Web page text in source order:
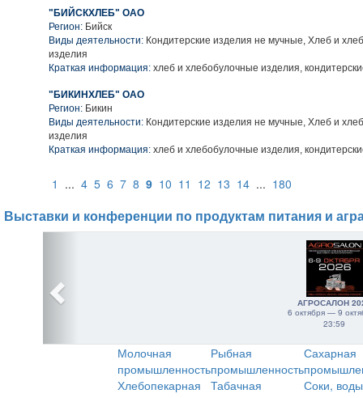
"БИЙСКХЛЕБ" ОАО
Регион: Бийск
Виды деятельности: Кондитерские изделия не мучные, Хлеб и
изделия
Краткая информация: хлеб и хлебобулочные изделия,
"БИКИНХЛЕБ" ОАО
Регион: Бикин
Виды деятельности: Кондитерские изделия не мучные, Хлеб и
изделия
Краткая информация: хлеб и хлебобулочные изделия,
1 ... 4 5 6 7 8 9 10 11 12 13 14 ... 180
Выставки и конференции по продуктам питания и
АГРОСАЛОН
6 октября — 9
23:59
Молочная
промышленность
Рыбная
промышленность
Сахарная
Хлебопекарная
Табачная
Соки,